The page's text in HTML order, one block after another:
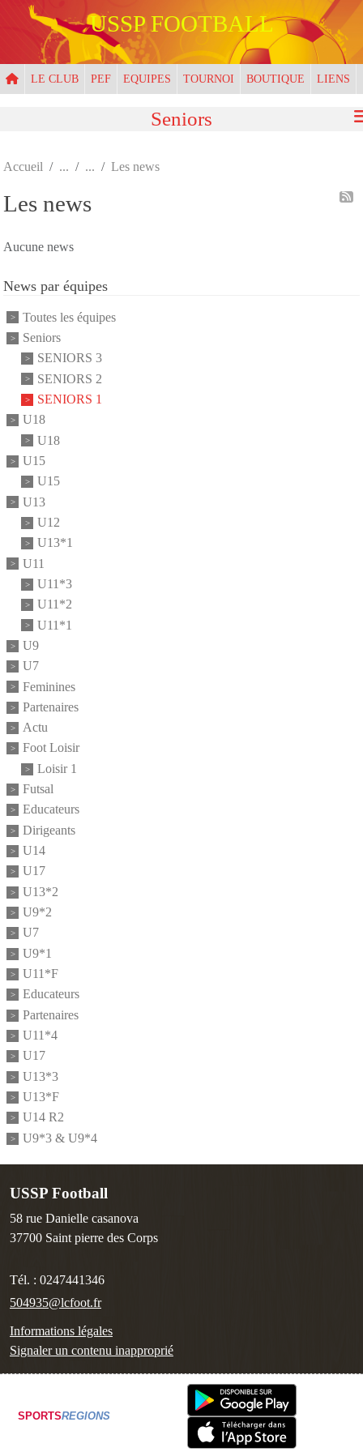
USSP FOOTBALL
LE CLUB PEF EQUIPES TOURNOI BOUTIQUE LIENS
Seniors
Accueil Les news
Les news
Aucune news
News par équipes
Toutes les équipes
Seniors
SENIORS 3
SENIORS 2
SENIORS 1
U18
U18
U15
U15
U13
U12
U13*1
U11
U11*3
U11*2
U11*1
U9
U7
Feminines
Partenaires
Actu
Foot Loisir
Loisir 1
Futsal
Educateurs
Dirigeants
U14
U17
U13*2
U9*2
U7
U9*1
U11*F
Educateurs
Partenaires
U11*4
U17
U13*3
U13*F
U14 R2
U9*3 & U9*4
USSP Football
58 rue Danielle casanova
37700 Saint pierre des Corps
Tél. : 0247441346
504935@lcfoot.fr
Informations légales
Signaler un contenu inapproprié
SPORTSREGIONS
Panneau de gestion des cookies